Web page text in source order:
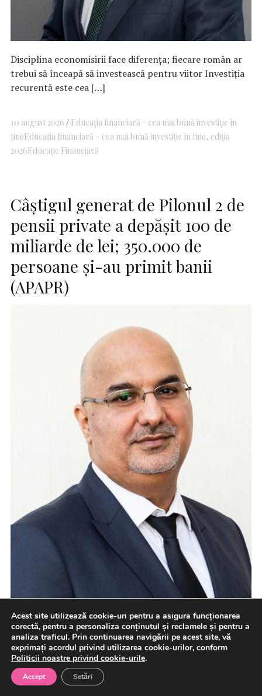
Disciplina economisirii face diferența; fiecare român ar
trebui să înceapă să investească pentru viitor Investiția
recurentă este cea […]
10 august 2026
Educația financiară - cea mai bună investiție în
tineEducația financiară – cea mai bună investiție în tine, ediția
2026Educație Financiară
Câştigul generat de Pilonul 2 de
pensii private a depăşit 100 de
miliarde de lei; 350.000 de
persoane şi-au primit banii
(APAPR)
Câştigul net obţinut de fondurile de pensii private
obligatorii a depăşit, pentru prima oară în istoria
Pilonului 2, […]
Acest site utilizează cookie-uri pentru a asigura funcționarea
corectă, pentru a personaliza conținutul și reclamele și pentru a
analiza traficul. Prin continuarea navigării pe acest site, vă
exprimați acordul privind utilizarea cookie-urilor, conform
Politicii noastre privind cookie-urile.
Accept Setări